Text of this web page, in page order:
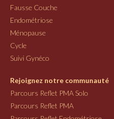
Fausse Couche
Endométriose
Ménopause
Cycle
Suivi Gynéco
Rejoignez notre communauté
Parcours Reflet PMA Solo
Parcours Reflet PMA